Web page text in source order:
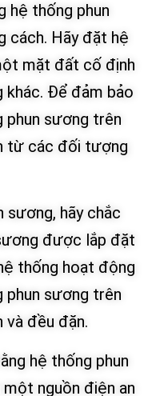
hệ thống phun
cách. Hãy đặt hệ
mặt đất cố định
Để đảm bảo
phun sương trên
từ các đối tượng
sương, hãy chắc
được lắp đặt
thống hoạt động
phun sương trên
và đều đặn.
hệ thống phun
nguồn điện an